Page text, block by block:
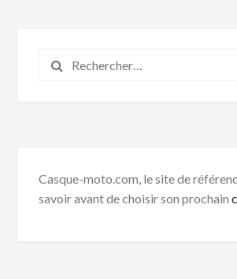
Rechercher :
Casque-moto.com, le site de
savoir avant de choisir son prochain